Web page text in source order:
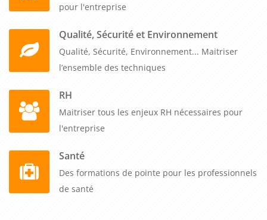
pour l'entreprise
Qualité, Sécurité et Environnement
Qualité, Sécurité, Environnement... Maitriser
l’ensemble des techniques
RH
Maitriser tous les enjeux RH nécessaires pour
l'entreprise
Santé
Des formations de pointe pour les professionnels
de santé